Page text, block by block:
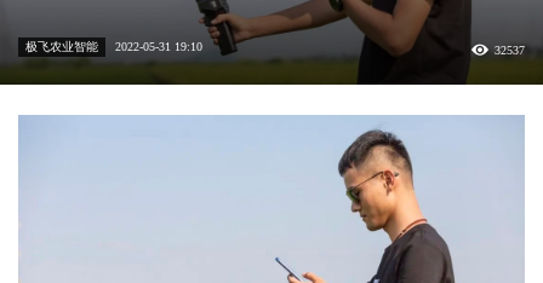
极飞农业智能 2022-05-31 19:10 32537